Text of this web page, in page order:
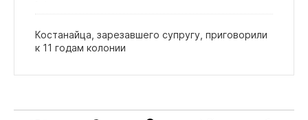
Костанайца, зарезавшего супругу, приговорили
к 11 годам колонии